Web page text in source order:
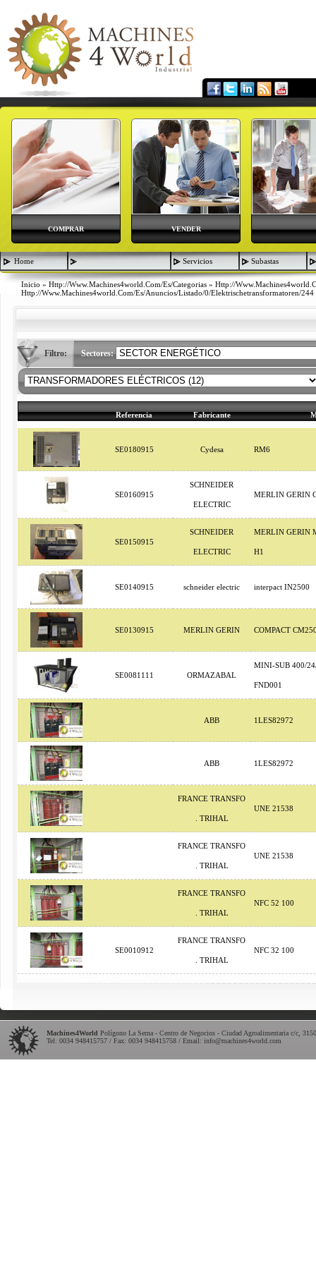
VENDER
COMPRAR
Home Servicios Subastas
Inicio » Http://www.machines4world.com/es/categorias » Http://
Http://www.machines4world.com/es/anuncios/listado/0/elektrischetransformatoren/244
Filtro: Sectores:
Referencia Fabricante
SE0180915 Cydesa RM6
SE0160915
SCHNEIDER
ELECTRIC
MERLIN GERIN
SE0150915
SCHNEIDER
ELECTRIC
MERLIN GERIN
H1
SE0140915 schneider electric interpact IN2500
SE0130915 MERLIN GERIN COMPACT
SE0081111 ORMAZABAL
MINI-SUB 400/
FND001
ABB 1LES82972
ABB 1LES82972
FRANCE TRANSFO
. TRIHAL
UNE 21538
FRANCE TRANSFO
. TRIHAL
UNE 21538
FRANCE TRANSFO
. TRIHAL
NFC 52 100
SE0010912
FRANCE TRANSFO
. TRIHAL
NFC 32 100
Machines4World Polígono La Serna - Centro de Negocios - Ciudad Agroalimentaria c/c
Tel: 0034 948415757 / Fax: 0034 948415758 / Email: info@machines4world.com